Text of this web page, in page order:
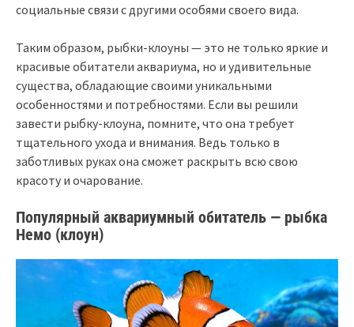
социальные связи с другими особями своего вида.
Таким образом, рыбки-клоуны — это не только яркие и
красивые обитатели аквариума, но и удивительные
существа, обладающие своими уникальными
особенностями и потребностями. Если вы решили
завести рыбку-клоуна, помните, что она требует
тщательного ухода и внимания. Ведь только в
заботливых руках она сможет раскрыть всю свою
красоту и очарование.
Популярный аквариумный обитатель — рыбка
Немо (клоун)